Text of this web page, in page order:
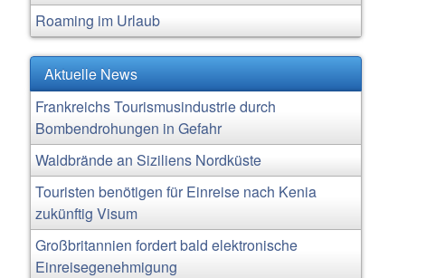
Roaming im Urlaub
Aktuelle News
Frankreichs Tourismusindustrie durch
Bombendrohungen in Gefahr
Waldbrände an Siziliens Nordküste
Touristen benötigen für Einreise nach Kenia
zukünftig Visum
Großbritannien fordert bald elektronische
Einreisegenehmigung